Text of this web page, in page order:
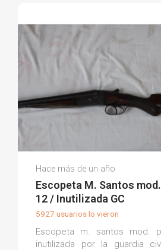
Jesus C.
Hace más de un año
Escopeta M. Santos
12 / Inutilizada GC
5927 usuarios lo vieron
Escopeta m. santos mod.
inutilizada por la guardia